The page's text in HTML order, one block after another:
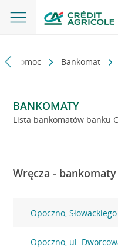
i pomoc Bankomat
BANKOMATY
Lista bankomatów banku
Wręcza -
Opoczno,
Opoczno, ul.